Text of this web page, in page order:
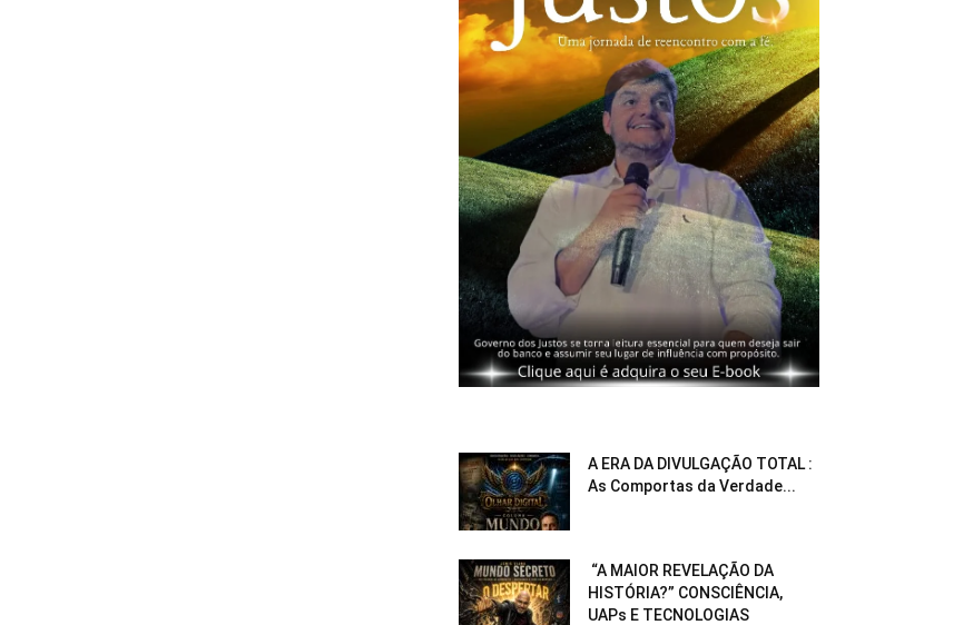
A ERA DA DIVULGAÇÃO TOTAL :
As Comportas da Verdade...
“A MAIOR REVELAÇÃO DA
HISTÓRIA?” CONSCIÊNCIA,
UAPs E TECNOLOGIAS